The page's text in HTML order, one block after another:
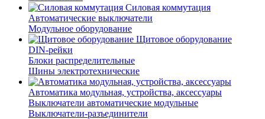
Силовая коммутация
Автоматические выключатели
Модульное оборудование
Щитовое оборудование
DIN-рейки
Блоки распределительные
Шины электротехнические
Автоматика модульная, устройства, аксессуары
Выключатели автоматические модульные
Выключатели-разъединители